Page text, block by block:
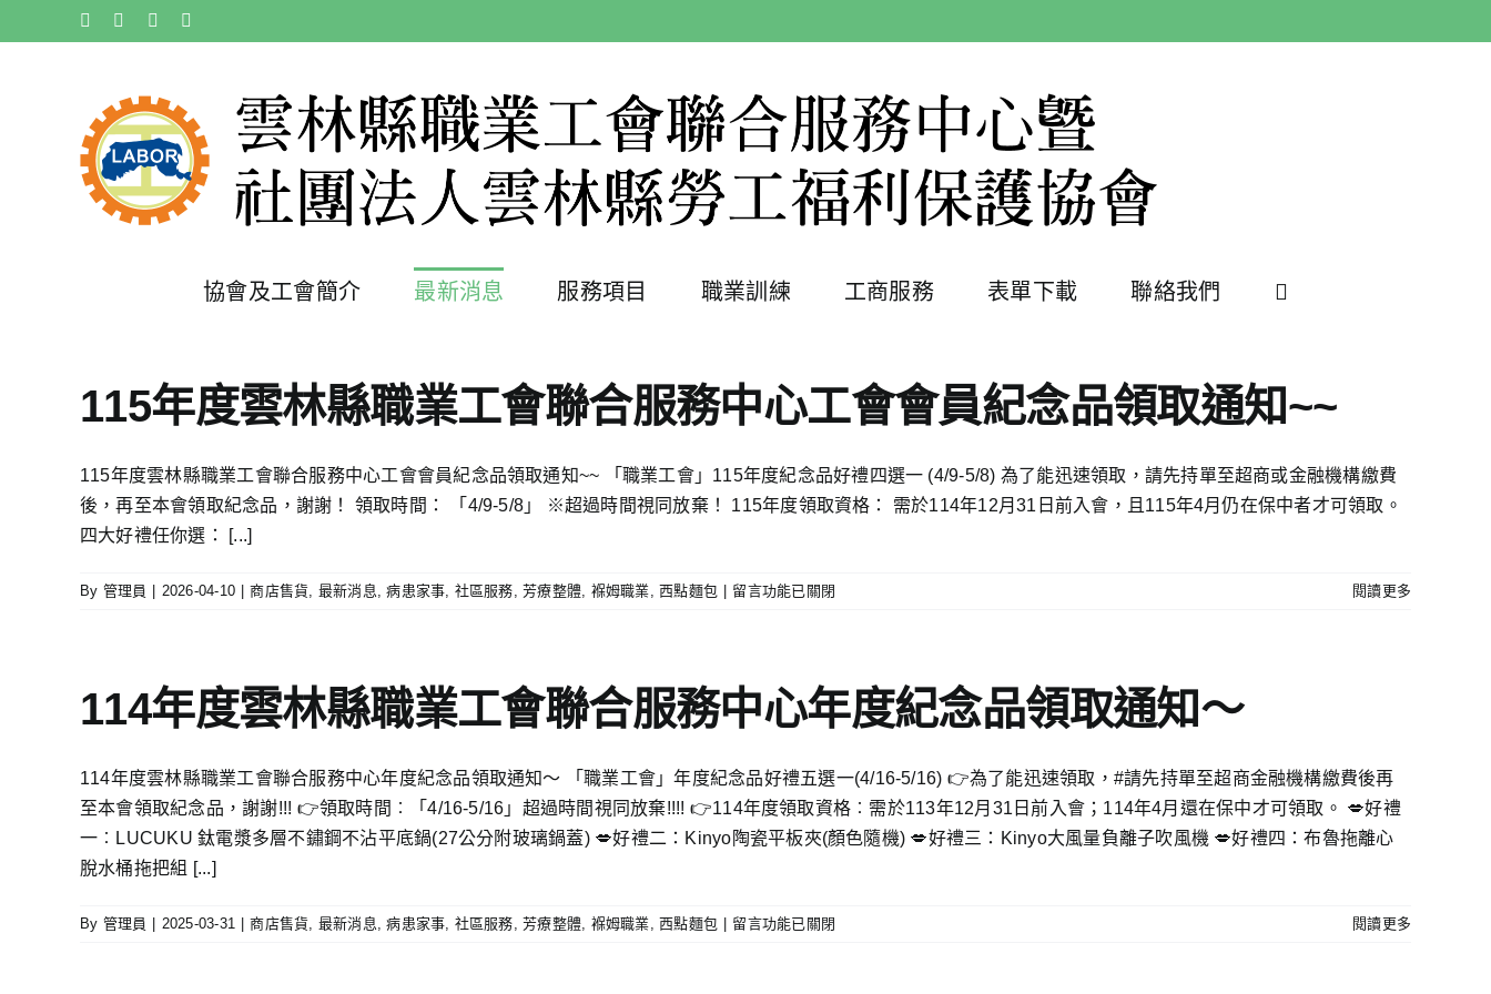
to
Facebook Instagram
協會及工會簡介 最新消息 服務項目 職業訓練 工商服務 表單下載 聯絡我們
115年度雲林縣職業工會聯合服務中心工會會員紀念品領取通知~~
115年度雲林縣職業工會聯合服務中心工會會員紀念品領取通知~~ 「職業工會」115年度紀念品好禮四選一 (4/9-5/8) 為了能迅速領取，請先持單至超商或金融機構繳費
後，再至本會領取紀念品，謝謝！ 領取時間： 「4/9-5/8」 ※超過時間視同放棄！ 115年度領取資格： 需於114年12月31日前入會，且115年4月仍在保中者才可領取。
四大好禮任你選： [...]
By 管理員 2026-04-10 商店售貨, 最新消息,病患家事, 社區服務,芳療整體, 褓姆職業,西點麵包
在
雲
林
業
工
會
務
留言功能已關閉 閱讀更多
114年度雲林縣職業工會聯合服務中心年度紀念品領取通知〜
114年度雲林縣職業工會聯合服務中心年度紀念品領取通知〜 「職業工會」年度紀念品好禮五選一(4/16-5/16) 👉為了能迅速領取，#請先持單至超商金融機構繳費後再
至本會領取紀念品，謝謝!!! 👉領取時間︰「4/16-5/16」超過時間視同放棄!!!! 👉114年度領取資格︰需於113年12月31日前入會；114年4月還在保中才可領取。 💋好禮
一︰LUCUKU 鈦電漿多層不鏽鋼不沾平底鍋(27公分附玻璃鍋蓋) 💋好禮二：Kinyo陶瓷平板夾(顏色隨機) 💋好禮三：Kinyo大風量負離子吹風機 💋好禮四：布魯拖離心
脫水桶拖把組 [...]
By 管理員 2025-03-31 商店售貨, 最新消息,病患家事, 社區服務,芳療整體, 褓姆職業,西點麵包
在
留言功能已關閉 閱讀更多